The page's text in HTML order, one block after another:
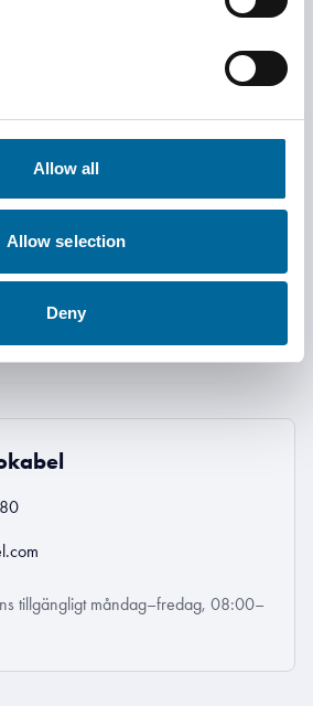
Allow all
Allow selection
Deny
fråga
dig med alla frågor om våra
tillgängligt måndag–fredag, 08:00–